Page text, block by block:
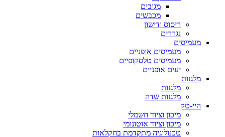
מגובים
מכבשים
ריסוס ודישון
נגררים
מעמיסים
מעמיסים אופניים
מעמיסים טלסקופיים
יעים אופניים
מלגזות
מלגזות
מלגזות שדה
היי-טק
מיכון וציוד חשמלי
מיכון וציוד אוטונומי
טכנולוגיה מתקדמת בחקלאות